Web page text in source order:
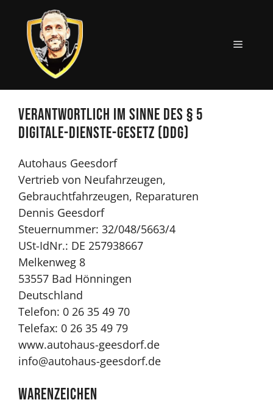
springen
MENÜ
Verantwortlich im Sinne des § 5
Digitale-Dienste-Gesetz (DDG)
Autohaus Geesdorf
Vertrieb von Neufahrzeugen,
Gebrauchtfahrzeugen, Reparaturen
Dennis Geesdorf
Steuernummer: 32/048/5663/4
USt-IdNr.: DE 257938667
Melkenweg 8
53557 Bad Hönningen
Deutschland
Telefon: 0 26 35 49 70
Telefax: 0 26 35 49 79
www.autohaus-geesdorf.de
info@autohaus-geesdorf.de
Warenzeichen